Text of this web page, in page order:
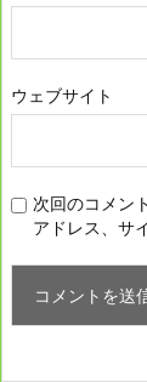
ウェブサイト
次回のコメン
アドレス、サ